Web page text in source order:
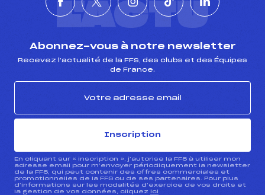
L'ACTU
Abonnez-vous à notre newsletter
Recevez l’actualité de la FFS, des clubs et des Équipes
de France.
Inscription
En cliquant sur « inscription », j’autorise la FFS à utiliser mon
adresse email pour m’envoyer périodiquement la newsletter
de la FFS, qui peut contenir des offres commerciales et
promotionnelles de la FFS ou de ses partenaires. Pour plus
d’informations sur les modalités d’exercice de vos droits et
la gestion de vos données, cliquez ici